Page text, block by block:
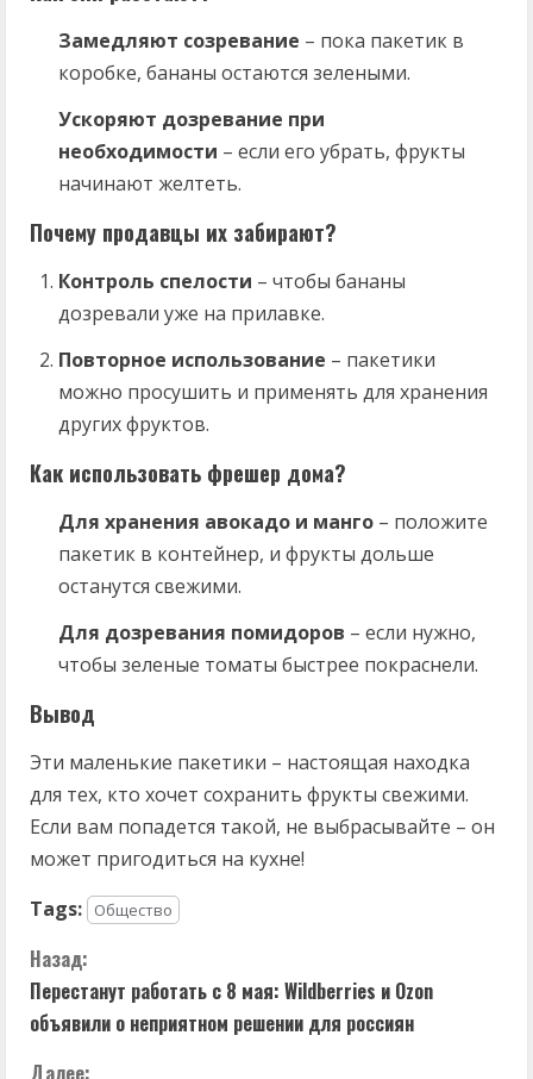
Замедляют созревание – пока пакетик в
коробке, бананы остаются зелеными.
Ускоряют дозревание при
необходимости – если его убрать, фрукты
начинают желтеть.
Почему продавцы их забирают?
Контроль спелости – чтобы бананы
дозревали уже на прилавке.
Повторное использование – пакетики
можно просушить и применять для хранения
других фруктов.
Как использовать фрешер дома?
Для хранения авокадо и манго – положите
пакетик в контейнер, и фрукты дольше
останутся свежими.
Для дозревания помидоров – если нужно,
чтобы зеленые томаты быстрее покраснели.
Вывод
Эти маленькие пакетики – настоящая находка
для тех, кто хочет сохранить фрукты свежими.
Если вам попадется такой, не выбрасывайте – он
может пригодиться на кухне!
Tags:
Общество
П
р
о
Назад:
Перестанут работать с 8 мая: Wildberries и Ozon
объявили о неприятном решении для россиян
Далее: